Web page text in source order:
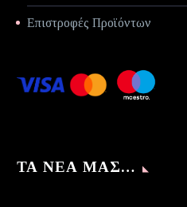
Επιστροφές Προϊόντων
ΤΑ ΝΈΑ ΜΑΣ…